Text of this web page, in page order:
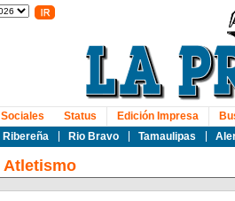
Ribereña Rio Bravo Tamaulipas
Sociales Status Edición Impresa
Atletismo